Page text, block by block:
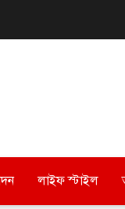
লাইফ স্টাইল